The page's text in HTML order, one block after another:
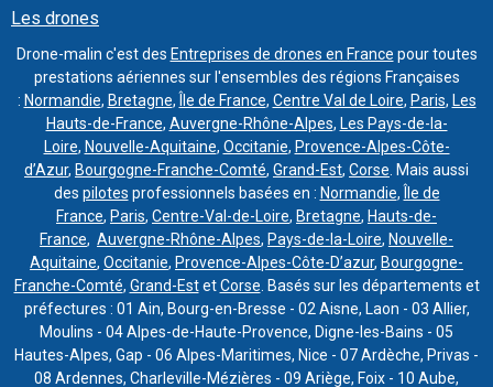
Les drones
Drone-malin c'est des Entreprises de drones en France pour toutes
prestations aériennes sur l'ensembles des régions Françaises
: Normandie, Bretagne, Île de France, Centre Val de Loire, Paris, Les
Hauts-de-France, Auvergne-Rhône-Alpes, Les Pays-de-la-
Loire, Nouvelle-Aquitaine, Occitanie, Provence-Alpes-Côte-
d’Azur, Bourgogne-Franche-Comté, Grand-Est, Corse . Mais aussi
des pilotes professionnels basées en : Normandie,
Île de
France, Paris, Centre-Val-de-Loire, Bretagne, Hauts-de-
France, Auvergne-Rhône-Alpes, Pays-de-la-Loire, Nouvelle-
Aquitaine, Occitanie, Provence-Alpes-Côte-D’azur, Bourgogne-
Franche-Comté, Grand-EstetCorse . Basés sur les départements et
préfectures : 01 Ain, Bourg-en-Bresse - 02 Aisne, Laon - 03 Allier,
Moulins - 04 Alpes-de-Haute-Provence, Digne-les-Bains - 05
Hautes-Alpes, Gap - 06 Alpes-Maritimes, Nice - 07 Ardèche, Privas -
08 Ardennes, Charleville-Mézières - 09 Ariège, Foix - 10 Aube,